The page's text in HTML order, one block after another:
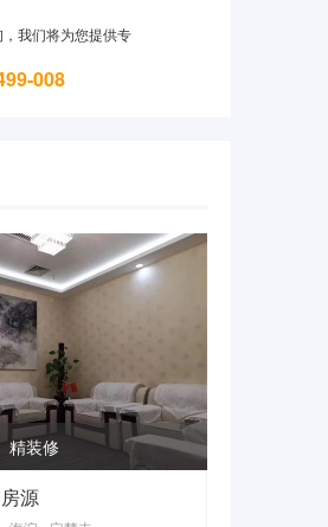
我们将为您提供专
008
精装修
源